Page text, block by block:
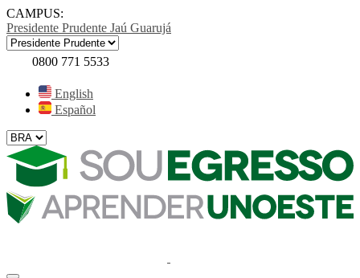
CAMPUS:
Presidente Prudente Jaú Guarujá
0800 771 5533
English
Español